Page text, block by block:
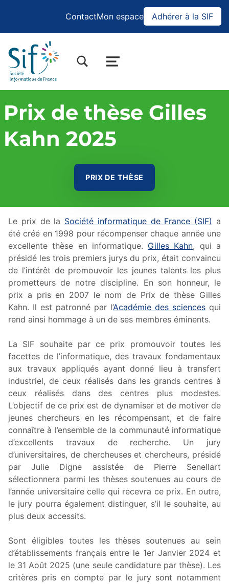
ContactMon espace Adhérer à la SIF
BASCULER LA BOÎTE DE DIALOGUE DU FORMULAIRE DE RECHERCHE
MENU
Prix de thèse Gilles
Kahn 2025
PRIX DE THÈSE
Le prix de la Société informatique de France (SIF) a
été créé en 1998 pour récompenser chaque année une
excellente thèse en informatique. Gilles Kahn, qui a
présidé les trois premiers jurys du prix, était convaincu
de l’intérêt de promouvoir les jeunes talents les plus
prometteurs de notre discipline. En son honneur, le
prix a pris en 2007 le nom de Prix de thèse Gilles
Kahn. Il est patronné par l’Académie des sciences qui
rend ainsi hommage à un de ses membres éminents.
La SIF souhaite par ce prix promouvoir toutes les
facettes de l’informatique, des travaux fondamentaux
aux travaux appliqués ayant donné lieu à transfert
industriel, de ceux réalisés dans les grands centres à
ceux réalisés dans des centres plus modestes.
L’objectif de ce prix est de dynamiser et de motiver de
jeunes chercheurs en les récompensant, et de faire
connaître à l’ensemble de la communauté informatique
d’excellents travaux de recherche. Un jury
d’universitaires, de chercheuses et chercheurs, présidé
par Julie Digne assistée de Pierre Senellart
sélectionnera parmi les thèses soutenues au cours de
l’année universitaire celle qui recevra ce prix. En outre,
le jury pourra également distinguer, s’il le souhaite, au
plus deux accessits.
Sont éligibles toutes les thèses soutenues au sein
d’établissements français entre le 1er Janvier 2024 et
le 31 Août 2025 (une seule candidature par thèse). Les
critères pris en compte par le jury sont notamment